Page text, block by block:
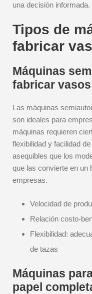
una decisión informada.
Tipos de
fabricar
Máquinas
fabricar
Las máquinas
son ideales para
máquinas requieren
flexibilidad y facilidad
asequibles que los
que las convierte en un
empresas.
Velocidad de
Relación costo-
Flexibilidad:
de tazas
Máquinas
papel